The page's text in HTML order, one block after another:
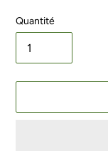
Quantité